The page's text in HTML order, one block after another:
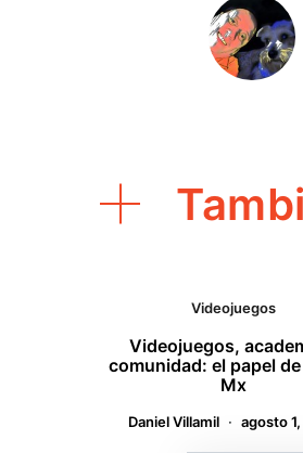
Videojuegos
Videojuegos,
comunidad: el papel de
Mx
Daniel Villamil agosto